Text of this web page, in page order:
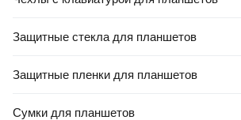
Защитные стекла для планшетов
Защитные пленки для планшетов
Сумки для планшетов